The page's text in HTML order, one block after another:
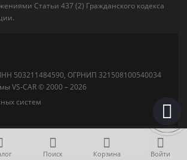
Поиск Корзина Войти
Статьи 437 (2) Гражданского кодекса
503211484590, ОГРНИП 321508100540034
VS-CAR © 2000 – 2026
— Отзывы на Яндекс Картах